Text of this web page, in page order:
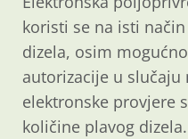
koristi se na isti
dizela, osim
autorizacije u slučaju
elektronske provjere
količine plavog